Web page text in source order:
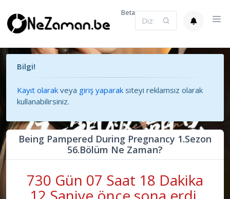
Beta
Bilgi!
Kayıt olarak veya giriş yaparak siteyi reklamsız olarak
kullanabilirsiniz.
Being Pampered During Pregnancy 1.Sezon
56.Bölüm Ne Zaman?
730 Gün 07 Saat 18 Dakika